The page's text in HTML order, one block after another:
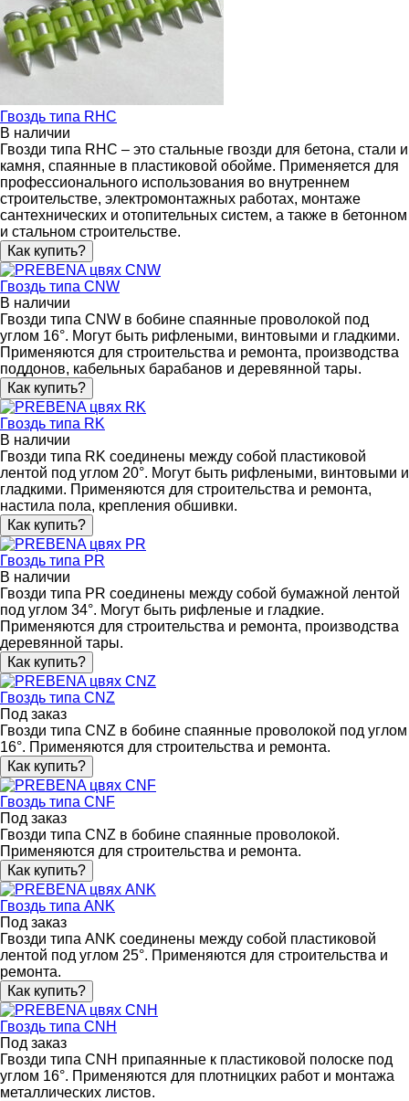
Гвоздь типа RHC
В наличии
Гвозди типа RHC – это стальные гвозди для бетона, стали и
камня, спаянные в пластиковой обойме. Применяется для
профессионального использования во внутреннем
строительстве, электромонтажных работах, монтаже
сантехнических и отопительных систем, а также в бетонном
и стальном строительстве.
Как купить?
Гвоздь типа CNW
В наличии
Гвозди типа CNW в бобине спаянные проволокой под
углом 16°. Могут быть рифлеными, винтовыми и гладкими.
Применяются для строительства и ремонта, производства
поддонов, кабельных барабанов и деревянной тары.
Как купить?
Гвоздь типа RK
В наличии
Гвозди типа RK соединены между собой пластиковой
лентой под углом 20°. Могут быть рифлеными, винтовыми и
гладкими. Применяются для строительства и ремонта,
настила пола, крепления обшивки.
Как купить?
Гвоздь типа PR
В наличии
Гвозди типа PR соединены между собой бумажной лентой
под углом 34°. Могут быть рифленые и гладкие.
Применяются для строительства и ремонта, производства
деревянной тары.
Как купить?
Гвоздь типа CNZ
Под заказ
Гвозди типа CNZ в бобине спаянные проволокой под углом
16°. Применяются для строительства и ремонта.
Как купить?
Гвоздь типа CNF
Под заказ
Гвозди типа CNZ в бобине спаянные проволокой.
Применяются для строительства и ремонта.
Как купить?
Гвоздь типа ANK
Под заказ
Гвозди типа ANK соединены между собой пластиковой
лентой под углом 25°. Применяются для строительства и
ремонта.
Как купить?
Гвоздь типа CNH
Под заказ
Гвозди типа CNH припаянные к пластиковой полоске под
углом 16°. Применяются для плотницких работ и монтажа
металлических листов.